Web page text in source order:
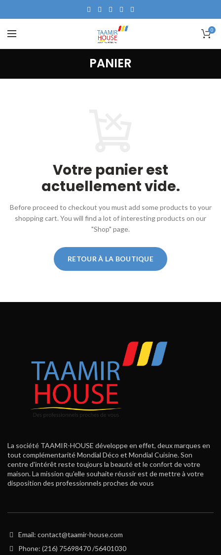
0
PANIER
Votre panier est
actuellement vide.
Before proceed to checkout you must add some products to your
shopping cart. You will find a lot of interesting products on our
"Shop" page.
RETOUR À LA BOUTIQUE
La société TAAMIR-HOUSE développe en effet, deux marques en
tout complémentarité Mondial Déco et Mondial Cuisine. Son
centre d'intérêt reste toujours la beauté et le confort de votre
maison. La mission qu'elle souhaite réussir est de mettre à votre
disposition des professionnels proches de vous
Email: contact@taamir-house.com
Phone: (216) 75698470 /56401030